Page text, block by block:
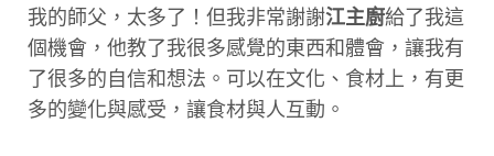
我的師父，太多了！但我非常謝謝江主廚給了我這
個機會，他教了我很多感覺的東西和體會，讓我有
了很多的自信和想法。可以在文化、食材上，有更
多的變化與感受，讓食材與人互動。